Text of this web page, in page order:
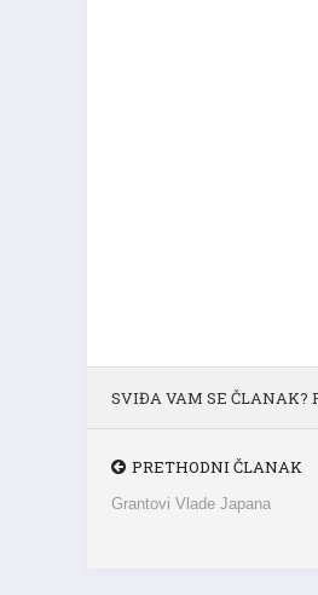
SVIĐA VAM SE ČLANAK?
PRETHODNI ČLANAK
Grantovi Vlade Japana